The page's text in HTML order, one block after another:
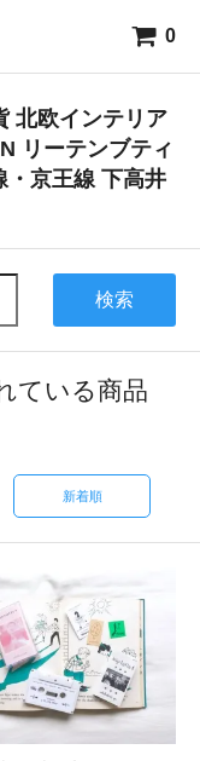
0
北欧インテリア
リーテンブティ
京王線 下高井
検索
ている商品
新着順